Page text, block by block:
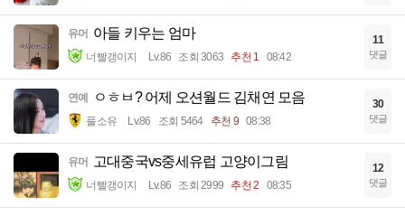
유머 아들 키우는 엄마
너빨갱이지 Lv.86 조회 3063 추천 1 08:42
11
댓글
연예 ㅇㅎㅂ? 어제 오션월드 김채연 모음
풀소유 Lv.86 조회 5464 추천 9 08:38
30
댓글
유머 고대중국vs중세유럽 고양이그림
너빨갱이지 Lv.86 조회 2999 추천 2 08:35
12
댓글